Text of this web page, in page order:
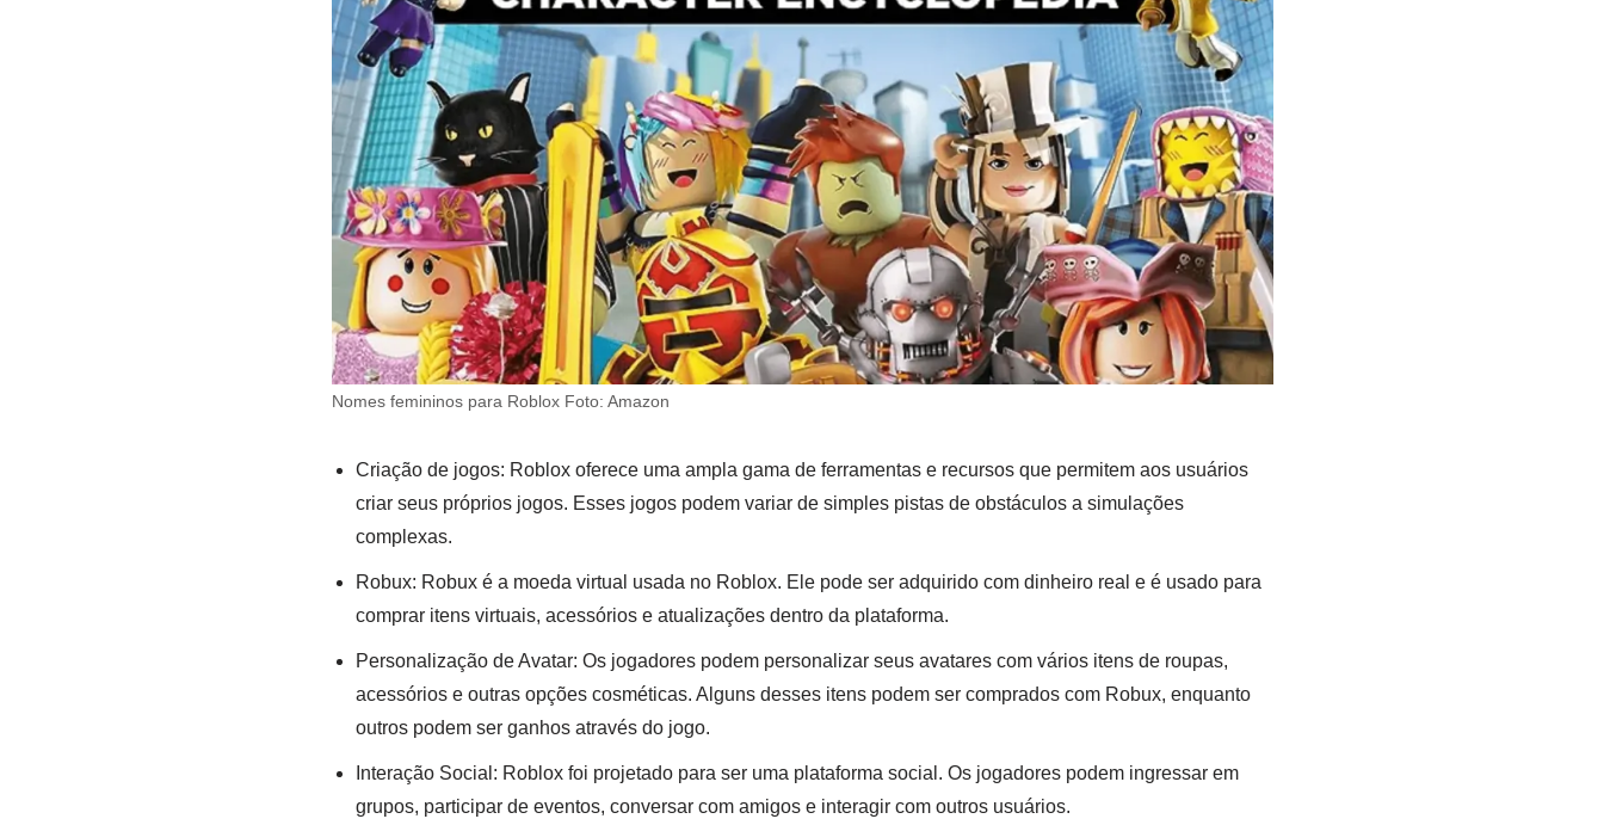
Nomes femininos para Roblox Foto: Amazon
Criação de jogos: Roblox oferece uma ampla gama de ferramentas e recursos que permitem aos usuários
criar seus próprios jogos. Esses jogos podem variar de simples pistas de obstáculos a simulações
complexas.
Robux: Robux é a moeda virtual usada no Roblox. Ele pode ser adquirido com dinheiro real e é usado para
comprar itens virtuais, acessórios e atualizações dentro da plataforma.
Personalização de Avatar: Os jogadores podem personalizar seus avatares com vários itens de roupas,
acessórios e outras opções cosméticas. Alguns desses itens podem ser comprados com Robux, enquanto
outros podem ser ganhos através do jogo.
Interação Social: Roblox foi projetado para ser uma plataforma social. Os jogadores podem ingressar em
grupos, participar de eventos, conversar com amigos e interagir com outros usuários.